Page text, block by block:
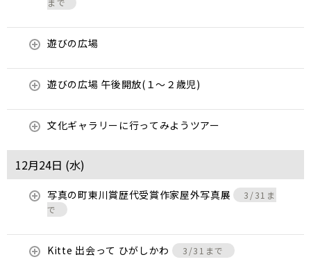
まで
遊びの広場
遊びの広場 午後開放(１～２歳児)
文化ギャラリーに行ってみようツアー
12月24日 (水)
写真の町東川賞歴代受賞作家屋外写真展
3/31ま
で
Kitte 出会って ひがしかわ 3/31まで